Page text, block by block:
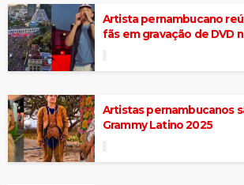
Artista pernambucano
fãs em gravação de DVD
Artistas pernambucanos
Grammy Latino 2025